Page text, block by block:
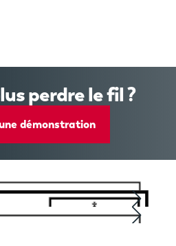
perdre le fil ?
démonstration